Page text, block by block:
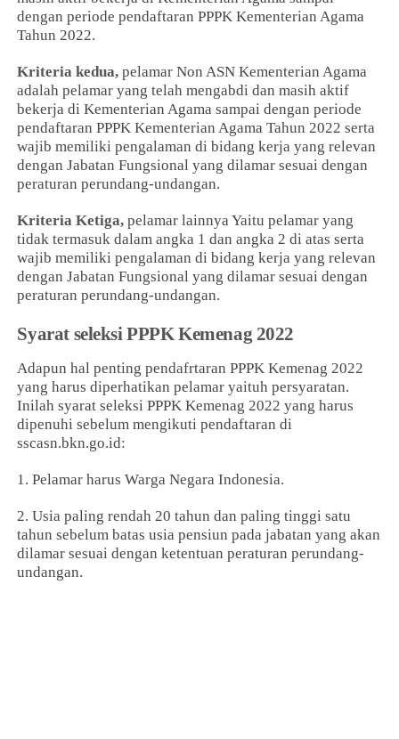
dengan periode pendaftaran PPPK Kementerian Agama
Tahun 2022.
Kriteria kedua, pelamar Non ASN Kementerian Agama
adalah pelamar yang telah mengabdi dan masih aktif
bekerja di Kementerian Agama sampai dengan periode
pendaftaran PPPK Kementerian Agama Tahun 2022 serta
wajib memiliki pengalaman di bidang kerja yang relevan
dengan Jabatan Fungsional yang dilamar sesuai dengan
peraturan perundang-undangan.
Kriteria Ketiga, pelamar lainnya Yaitu pelamar yang
tidak termasuk dalam angka 1 dan angka 2 di atas serta
wajib memiliki pengalaman di bidang kerja yang relevan
dengan Jabatan Fungsional yang dilamar sesuai dengan
peraturan perundang-undangan.
Syarat seleksi PPPK Kemenag 2022
Adapun hal penting pendafrtaran PPPK Kemenag 2022
yang harus diperhatikan pelamar yaituh persyaratan.
Inilah syarat seleksi PPPK Kemenag 2022 yang harus
dipenuhi sebelum mengikuti pendaftaran di
sscasn.bkn.go.id:
1. Pelamar harus Warga Negara Indonesia.
2. Usia paling rendah 20 tahun dan paling tinggi satu
tahun sebelum batas usia pensiun pada jabatan yang akan
dilamar sesuai dengan ketentuan peraturan perundang-
undangan.